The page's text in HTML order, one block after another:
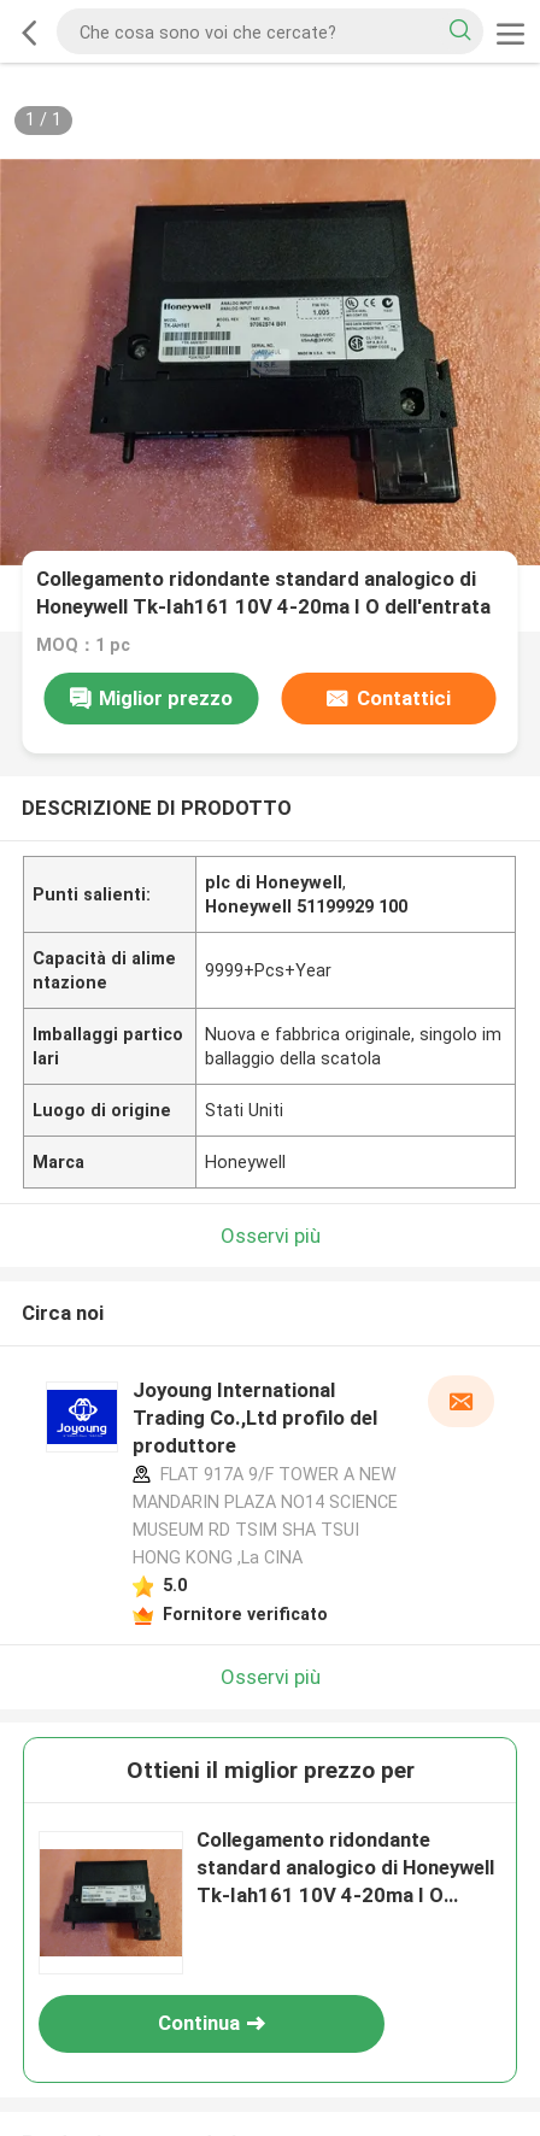
1 / 1
Collegamento ridondante standard analogico di
Honeywell Tk-Iah161 10V 4-20ma I O dell'entrata
MOQ：1 pc
Miglior prezzo Contattici
DESCRIZIONE DI PRODOTTO
Punti salienti:
plc di Honeywell,
Honeywell 51199929 100
Capacità di alime
ntazione
9999+Pcs+Year
Imballaggi partico
lari
Nuova e fabbrica originale, singolo im
ballaggio della scatola
Luogo di origine Stati Uniti
Marca Honeywell
Osservi più
Circa noi
Joyoung International
Trading Co.,Ltd profilo del
produttore
FLAT 917A 9/F TOWER A NEW
MANDARIN PLAZA NO14 SCIENCE
MUSEUM RD TSIM SHA TSUI
HONG KONG ,La CINA
5.0
Fornitore verificato
Osservi più
Ottieni il miglior prezzo per
Collegamento ridondante
standard analogico di Honeywell
Tk-Iah161 10V 4-20ma I O
Continua